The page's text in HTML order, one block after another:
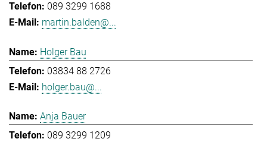
089 3299 1688
martin.balden@...
Holger Bau
03834 88 2726
holger.bau@...
Anja Bauer
089 3299 1209